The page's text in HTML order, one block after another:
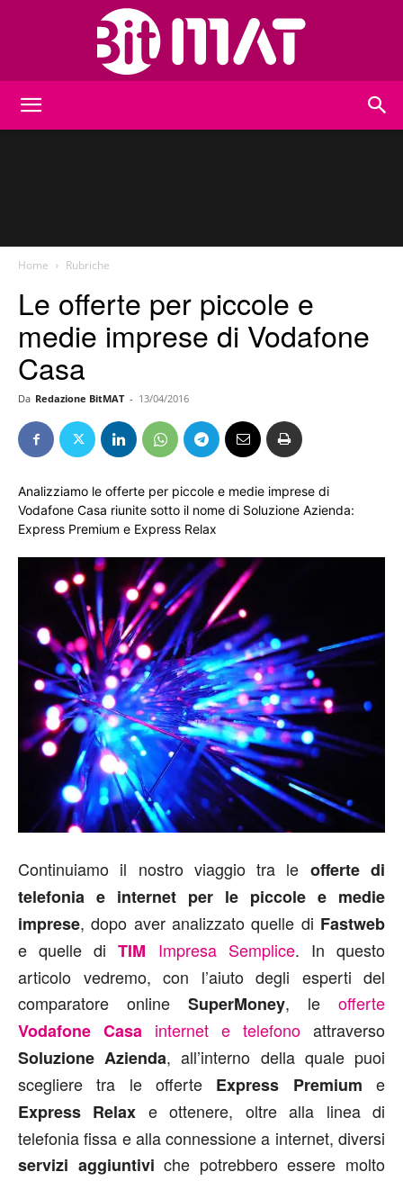
Home Rubriche
Le offerte per piccole e
medie imprese di Vodafone
Casa
Da Redazione BitMAT - 13/04/2016
Analizziamo le offerte per piccole e medie imprese di
Vodafone Casa riunite sotto il nome di Soluzione Azienda:
Express Premium e Express Relax
Continuiamo il nostro viaggio tra le offerte di
telefonia e internet per le piccole e medie
imprese, dopo aver analizzato quelle di Fastweb
e quelle diTIM Impresa Semplice. In questo
articolo vedremo, con l’aiuto degli esperti del
comparatore online SuperMoney, le offerte
Vodafone Casa internet e telefono attraverso
Soluzione Azienda, all’interno della quale puoi
scegliere tra le offerte Express Premium e
Express Relax e ottenere, oltre alla linea di
telefonia fissa e alla connessione a internet, diversi
servizi aggiuntivi che potrebbero essere molto